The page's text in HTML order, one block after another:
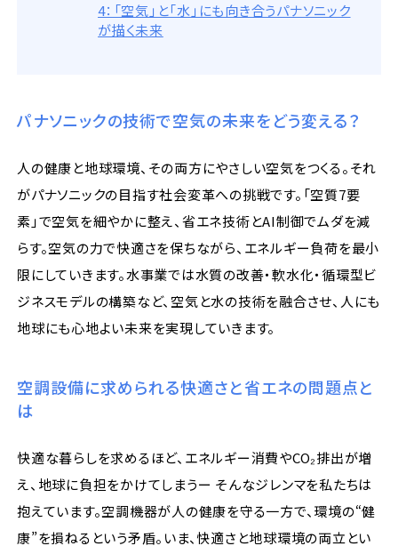
4：「空気」と「水」にも向き合うパナソニック
が描く未来
パナソニックの技術で空気の未来をどう変える？
人の健康と地球環境、その両方にやさしい空気をつくる。それ
がパナソニックの目指す社会変革への挑戦です。「空質7要
素」で空気を細やかに整え、省エネ技術とAI制御でムダを減
らす。空気の力で快適さを保ちながら、エネルギー負荷を最小
限にしていきます。水事業では水質の改善・軟水化・循環型ビ
ジネスモデルの構築など、空気と水の技術を融合させ、人にも
地球にも心地よい未来を実現していきます。
空調設備に求められる快適さと省エネの問題点と
は
快適な暮らしを求めるほど、エネルギー消費やCO₂排出が増
え、地球に負担をかけてしまうー そんなジレンマを私たちは
抱えています。空調機器が人の健康を守る一方で、環境の“健
康”を損ねるという矛盾。いま、快適さと地球環境の両立とい